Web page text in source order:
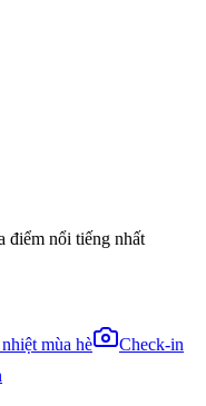
điểm nổi tiếng nhất
mùa hè
Check-in